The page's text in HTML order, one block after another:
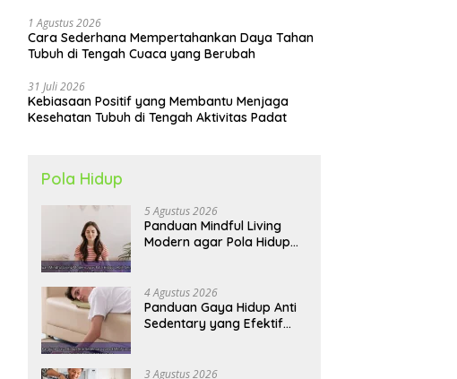
1 Agustus 2026
Cara Sederhana Mempertahankan Daya Tahan
Tubuh di Tengah Cuaca yang Berubah
31 Juli 2026
Kebiasaan Positif yang Membantu Menjaga
Kesehatan Tubuh di Tengah Aktivitas Padat
Pola Hidup
5 Agustus 2026
Panduan Mindful Living
Modern agar Pola Hidup
4 Agustus 2026
Panduan Gaya Hidup Anti
Sedentary yang Efektif
3 Agustus 2026